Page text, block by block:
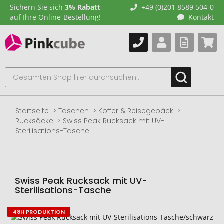
Sichern Sie sich 3% Rabatt
auf Ihre Online-Bestellung!
+49 (0)201 8589 504-0
Kontakt
Startseite Taschen
Koffer & Reisegepäck
Rucksäcke
Swiss Peak Rucksack mit UV-
Sterilisations-Tasche
Swiss Peak Rucksack mit UV-
Sterilisations-Tasche
Zum
48H PRODUKTION